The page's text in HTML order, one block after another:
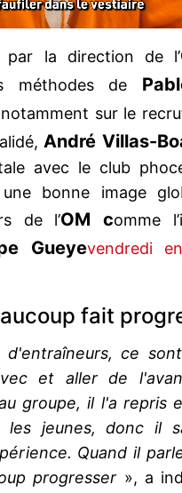
la direction de l’
méthodes de
sur le
André Villas-
avec le club
bonne image
de l’OM comme
Gueyevendredi
fait
ce
et aller de
groupe, il l'a repris
les jeunes, donc il
Quand il
progresser », a